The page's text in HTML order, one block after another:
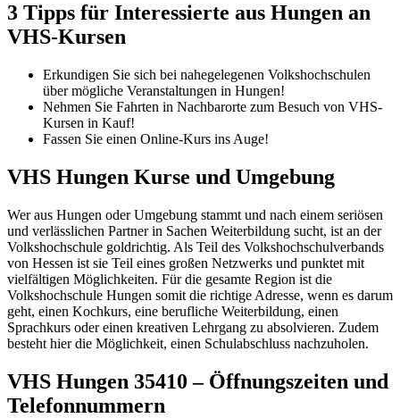
3 Tipps für Interessierte aus Hungen an
VHS-Kursen
Erkundigen Sie sich bei nahegelegenen Volkshochschulen
über mögliche Veranstaltungen in Hungen!
Nehmen Sie Fahrten in Nachbarorte zum Besuch von VHS-
Kursen in Kauf!
Fassen Sie einen Online-Kurs ins Auge!
VHS Hungen Kurse und Umgebung
Wer aus Hungen oder Umgebung stammt und nach einem seriösen
und verlässlichen Partner in Sachen Weiterbildung sucht, ist an der
Volkshochschule goldrichtig. Als Teil des Volkshochschulverbands
von Hessen ist sie Teil eines großen Netzwerks und punktet mit
vielfältigen Möglichkeiten. Für die gesamte Region ist die
Volkshochschule Hungen somit die richtige Adresse, wenn es darum
geht, einen Kochkurs, eine berufliche Weiterbildung, einen
Sprachkurs oder einen kreativen Lehrgang zu absolvieren. Zudem
besteht hier die Möglichkeit, einen Schulabschluss nachzuholen.
VHS Hungen 35410 – Öffnungszeiten und
Telefonnummern